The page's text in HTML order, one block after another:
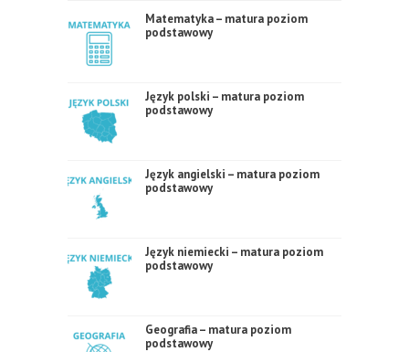
Matematyka – matura poziom
podstawowy
Język polski – matura poziom
podstawowy
Język angielski – matura poziom
podstawowy
Język niemiecki – matura poziom
podstawowy
Geografia – matura poziom
podstawowy